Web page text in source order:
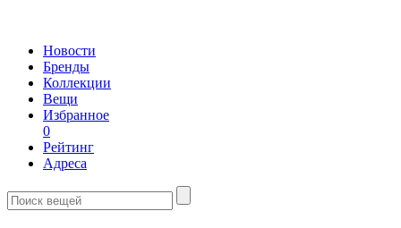
Новости
Бренды
Коллекции
Вещи
Избранное
0
Рейтинг
Адреса